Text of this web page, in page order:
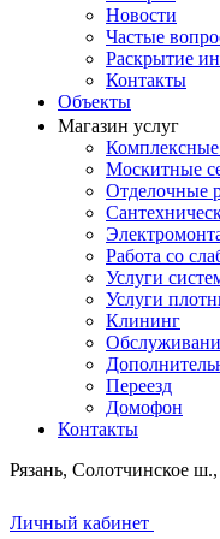
Новости
Частые
Раскрытие
Контакты
Объекты
Магазин услуг
Москитные
Отделочные
Работа со
Услуги
Услуги
Клининг
Переезд
Домофон
Контакты
Рязань, Солотчинское
Личный кабинет